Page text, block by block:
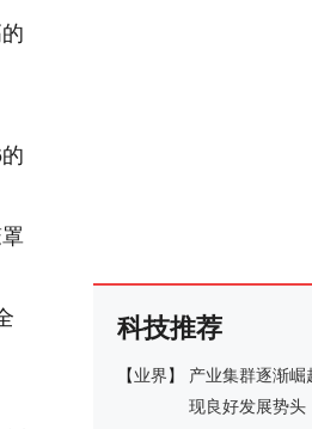
科技推荐
【业界】
产业集群逐渐崛
现良好发展势头